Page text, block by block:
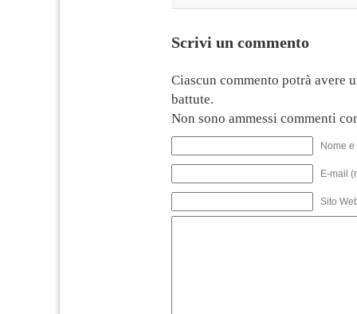
Scrivi un commento
Ciascun commento potrà avere
battute.
Non sono ammessi commenti
Nome
E-mail
Sito